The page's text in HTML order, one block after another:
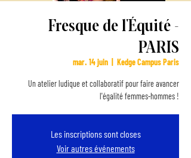
Fresque de l'Équité -
PARIS
mar. 14 juin Kedge Campus Paris
Un atelier ludique et collaboratif pour faire avancer
Les inscriptions sont closes
Voir autres événements